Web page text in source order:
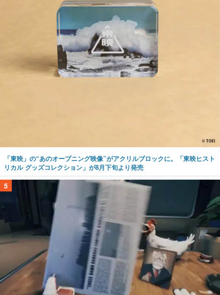
「東映」の“あのオープニング映像”がアクリルブロックに。「東映ヒスト
リカル グッズコレクション」が8月下旬より発売
5